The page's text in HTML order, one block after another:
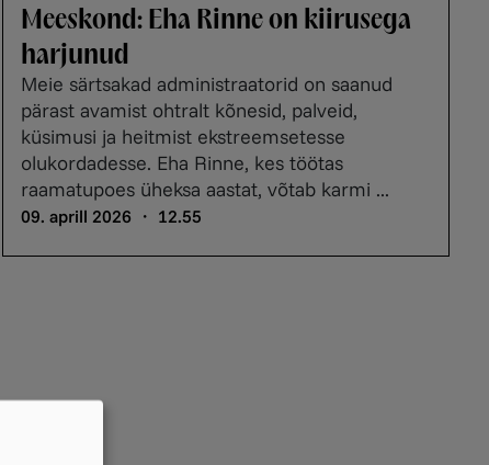
Meeskond: Eha Rinne on kiirusega
harjunud
Meie särtsakad administraatorid on saanud
pärast avamist ohtralt kõnesid, palveid,
küsimusi ja heitmist ekstreemsetesse
olukordadesse. Eha Rinne, kes töötas
raamatupoes üheksa aastat, võtab karmi ...
09. aprill 2026 ・ 12.55